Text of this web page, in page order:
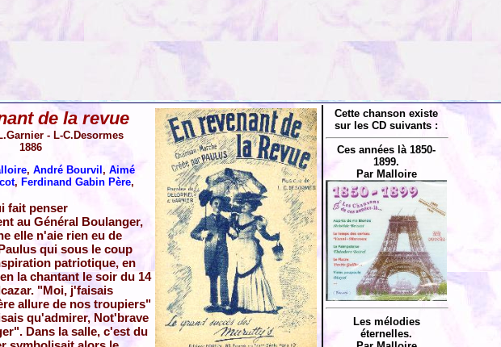
de la revue
- L-C.Desormes
1886
, André Bourvil , Aimé
, Ferdinand Gabin Père,
fait penser
au Général Boulanger,
elle n'aie rien eu de
qui sous le coup
patriotique, en
la chantant le soir du 14
"Moi, j'faisais
allure de nos troupiers"
qu'admirer, Not'brave
Dans la salle, c'est du
Cette chanson existe
sur les CD suivants :
Ces années là 1850-
1899.
Par Malloire
Les mélodies
éternelles.